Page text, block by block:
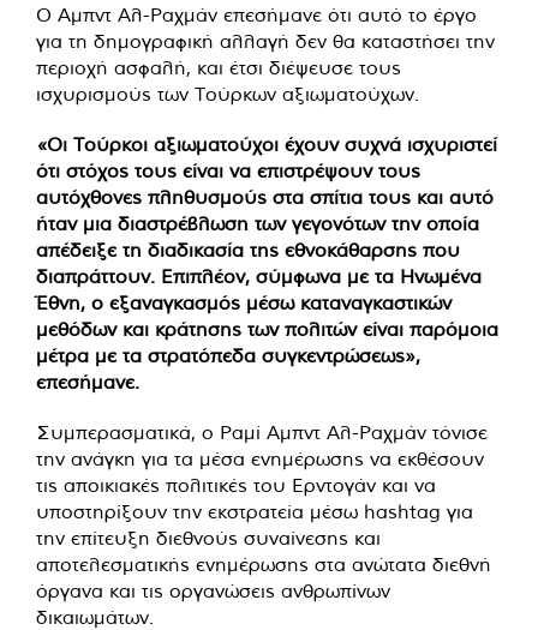
Ο Αμπντ Αλ-Ραχμάν επεσήμανε ότι αυτό το έργο
για τη δημογραφική αλλαγή δεν θα καταστήσει την
περιοχή ασφαλή, και έτσι διέψευσε τους
ισχυρισμούς των Τούρκων αξιωματούχων.
«Οι Τούρκοι αξιωματούχοι έχουν συχνά ισχυριστεί
ότι στόχος τους είναι να επιστρέψουν τους
αυτόχθονες πληθυσμούς στα σπίτια τους και αυτό
ήταν μια διαστρέβλωση των γεγονότων την οποία
απέδειξε τη διαδικασία της εθνοκάθαρσης που
διαπράττουν. Επιπλέον, σύμφωνα με τα Ηνωμένα
Έθνη, ο εξαναγκασμός μέσω καταναγκαστικών
μεθόδων και κράτησης των πολιτών είναι παρόμοια
μέτρα με τα στρατόπεδα συγκεντρώσεως»,
επεσήμανε.
Συμπερασματικά, ο Ραμί Αμπντ Αλ-Ραχμάν τόνισε
την ανάγκη για τα μέσα ενημέρωσης να εκθέσουν
τις αποικιακές πολιτικές του Ερντογάν και να
υποστηρίξουν την εκστρατεία μέσω hashtag για
την επίτευξη διεθνούς συναίνεσης και
αποτελεσματικής ενημέρωσης στα ανώτατα διεθνή
όργανα και τις οργανώσεις ανθρωπίνων
δικαιωμάτων.